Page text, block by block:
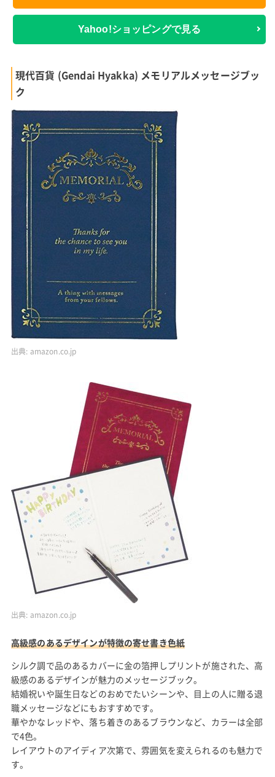
Yahoo!ショッピングで見る
現代百貨 (Gendai Hyakka) メモリアルメッセージブッ
ク
出典: amazon.co.jp
出典: amazon.co.jp
高級感のあるデザインが特徴の寄せ書き色紙
シルク調で品のあるカバーに金の箔押しプリントが施された、高
級感のあるデザインが魅力のメッセージブック。
結婚祝いや誕生日などのおめでたいシーンや、目上の人に贈る退
職メッセージなどにもおすすめです。
華やかなレッドや、落ち着きのあるブラウンなど、カラーは全部
で4色。
レイアウトのアイディア次第で、雰囲気を変えられるのも魅力で
す。